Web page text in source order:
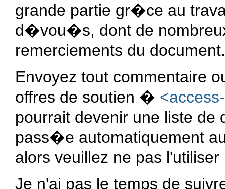
grande partie gr�ce au
d�vou�s, dont de
remerciements du document.
Envoyez tout commentaire
offres de soutien �
pourrait devenir une liste
pass�e automatiquement
alors veuillez ne pas
Je n'ai pas le temps de